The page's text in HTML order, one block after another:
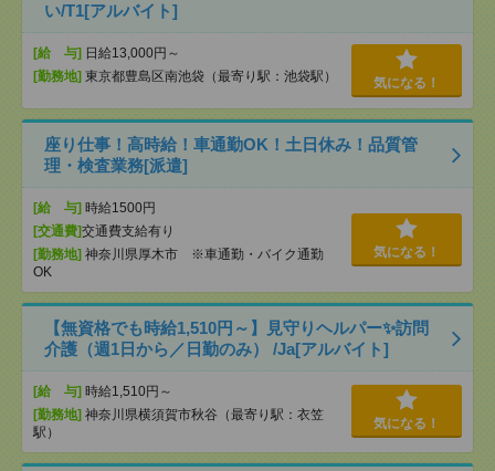
い/T1[アルバイト]
[給 与] 日給13,000円～
[勤務地] 東京都豊島区南池袋（最寄り駅：池袋駅） 気になる！
座り仕事！高時給！車通勤OK！土日休み！品質管
理・検査業務[派遣]
[給 与] 時給1500円
[交通費]交通費支給有り
[勤務地] 神奈川県厚木市 ※車通勤・バイク通勤
OK
気になる！
【無資格でも時給1,510円～】見守りヘルパー✨訪問
介護（週1日から／日勤のみ） /Ja[アルバイト]
[給 与] 時給1,510円～
[勤務地] 神奈川県横須賀市秋谷（最寄り駅：衣笠
駅）
気になる！